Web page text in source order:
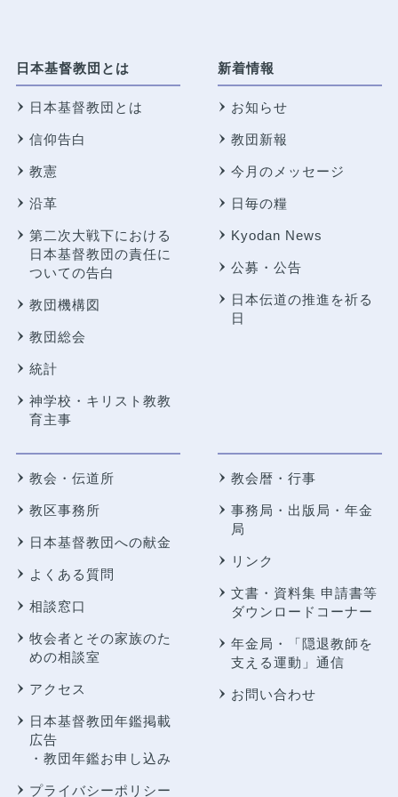
日本基督教団とは
日本基督教団とは
信仰告白
教憲
沿革
第二次大戦下における
日本基督教団の責任に
ついての告白
教団機構図
教団総会
統計
神学校・キリスト教教
育主事
新着情報
お知らせ
教団新報
今月のメッセージ
日毎の糧
Kyodan News
公募・公告
日本伝道の推進を祈る
日
教会・伝道所
教区事務所
日本基督教団への献金
よくある質問
相談窓口
牧会者とその家族のた
めの相談室
アクセス
日本基督教団年鑑掲載
広告
・教団年鑑お申し込み
プライバシーポリシー
教会暦・行事
事務局・出版局・年金
局
リンク
文書・資料集 申請書等
ダウンロードコーナー
年金局・
「隠退教師を
支える運動」通信
お問い合わせ